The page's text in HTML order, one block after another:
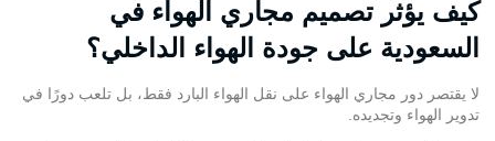
كيف يؤثر تصميم مجاري الهواء في
السعودية على جودة الهواء الداخلي؟
لا يقتصر دور مجاري الهواء على نقل الهواء البارد فقط، بل تلعب دورًا في
تدوير الهواء وتجديده.